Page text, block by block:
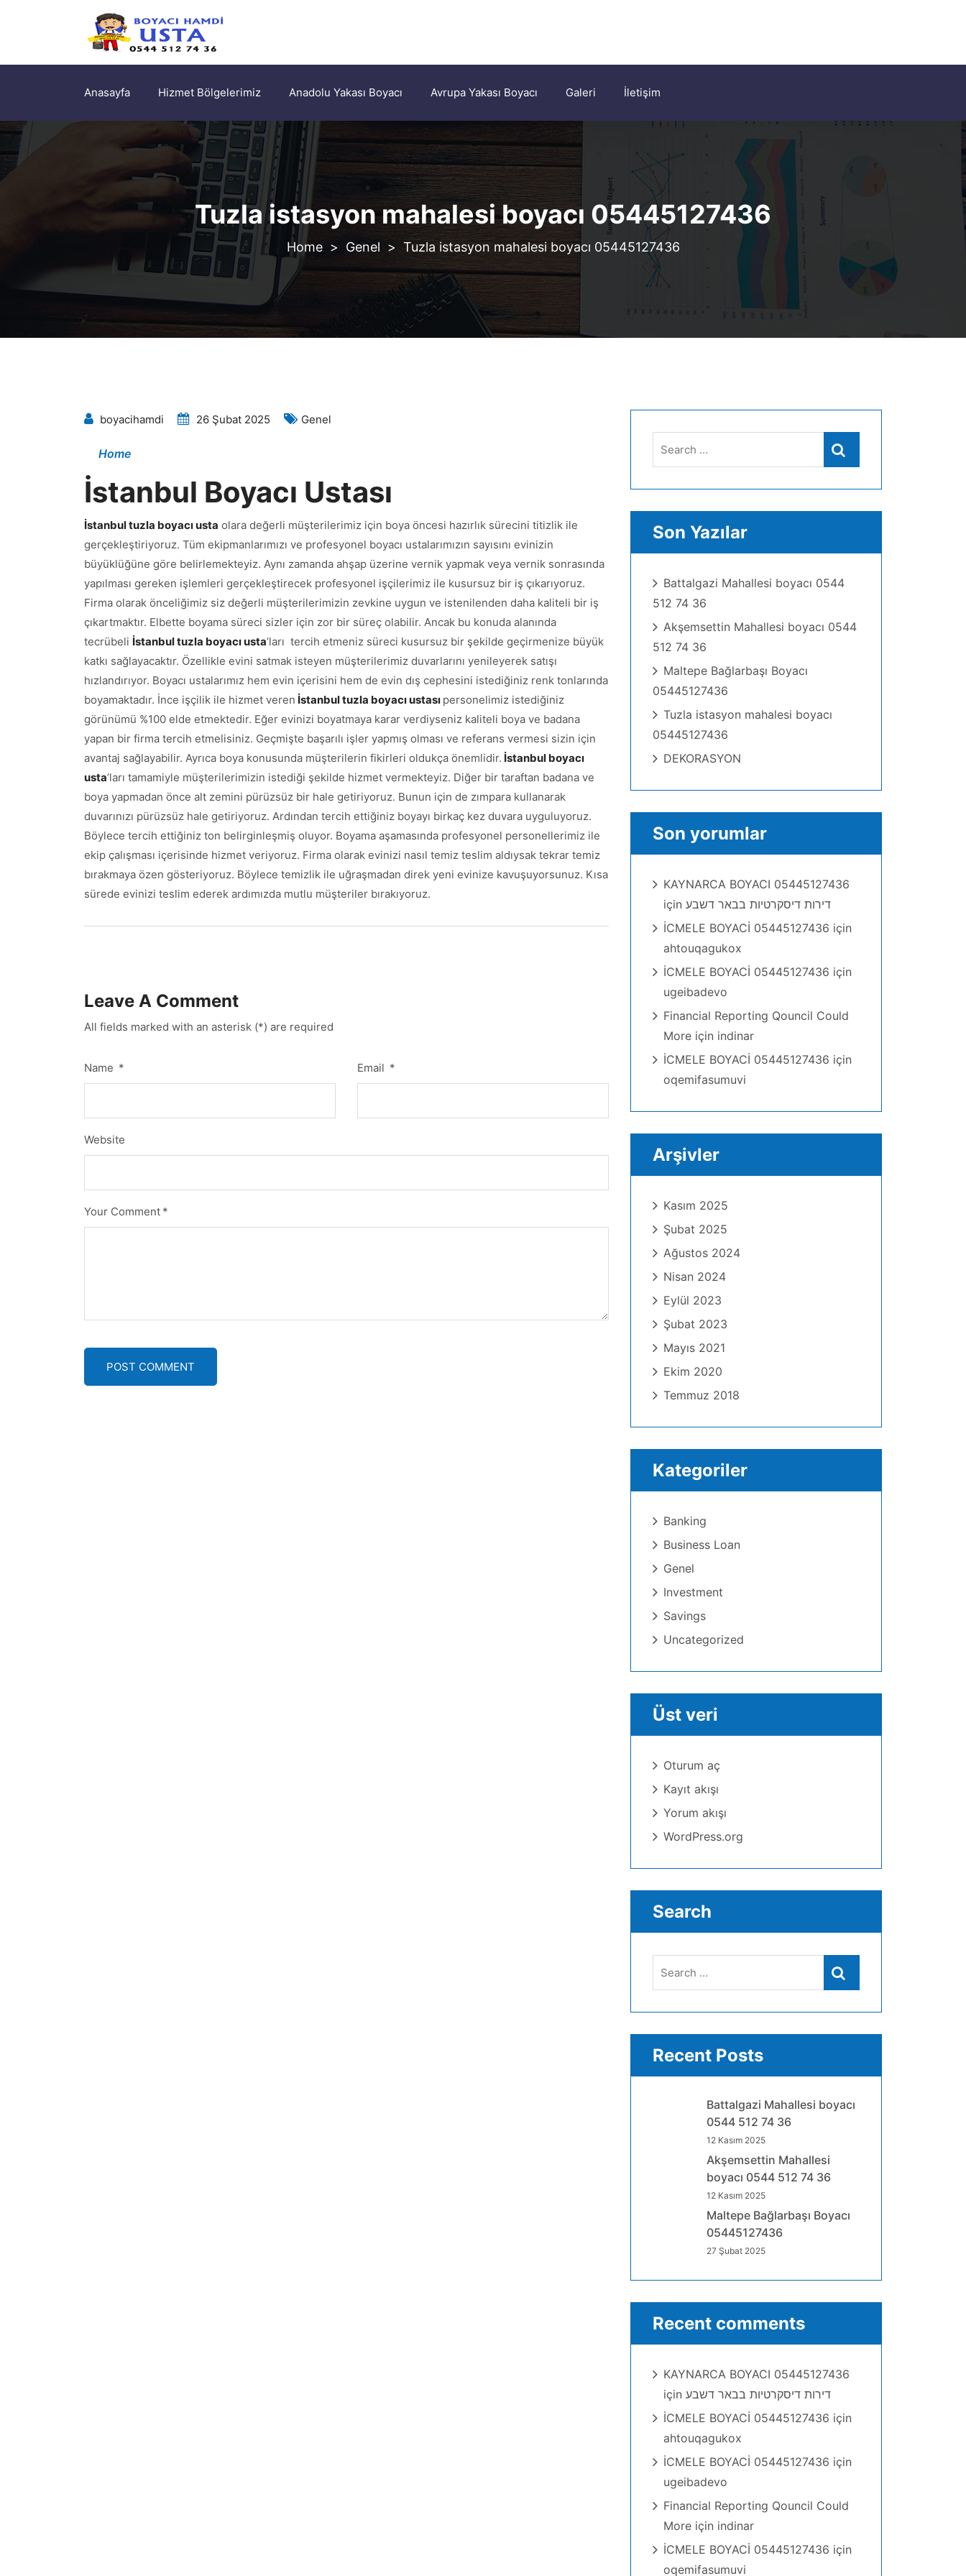
Anasayfa Hizmet Bölgelerimiz Anadolu Yakası Boyacı Avrupa Yakası Boyacı Galeri İletişim
Tuzla istasyon mahalesi boyacı 05445127436
> Genel > Tuzla istasyon mahalesi boyacı 05445127436
boyacihamdi 26 Şubat 2025 Genel
Home
İstanbul Boyacı Ustası
İstanbul tuzla boyacı usta olara değerli müşterilerimiz için boya öncesi hazırlık sürecini titizlik ile
gerçekleştiriyoruz. Tüm ekipmanlarımızı ve profesyonel boyacı ustalarımızın sayısını evinizin
büyüklüğüne göre belirlemekteyiz. Aynı zamanda ahşap üzerine vernik yapmak veya vernik sonrasında
yapılması gereken işlemleri gerçekleştirecek profesyonel işçilerimiz ile kusursuz bir iş çıkarıyoruz.
Firma olarak önceliğimiz siz değerli müşterilerimizin zevkine uygun ve istenilenden daha kaliteli bir iş
çıkartmaktır. Elbette boyama süreci sizler için zor bir süreç olabilir. Ancak bu konuda alanında
tecrübeli İstanbul tuzla boyacı usta’ları tercih etmeniz süreci kusursuz bir şekilde geçirmenize büyük
katkı sağlayacaktır. Özellikle evini satmak isteyen müşterilerimiz duvarlarını yenileyerek satışı
hızlandırıyor. Boyacı ustalarımız hem evin içerisini hem de evin dış cephesini istediğiniz renk tonlarında
boyamaktadır. İnce işçilik ile hizmet veren İstanbul tuzla boyacı ustası personelimiz istediğiniz
görünümü %100 elde etmektedir. Eğer evinizi boyatmaya karar verdiyseniz kaliteli boya ve badana
yapan bir firma tercih etmelisiniz. Geçmişte başarılı işler yapmış olması ve referans vermesi sizin için
avantaj sağlayabilir. Ayrıca boya konusunda müşterilerin fikirleri oldukça önemlidir. İstanbul boyacı
usta’ları tamamiyle müşterilerimizin istediği şekilde hizmet vermekteyiz. Diğer bir taraftan badana ve
boya yapmadan önce alt zemini pürüzsüz bir hale getiriyoruz. Bunun için de zımpara kullanarak
duvarınızı pürüzsüz hale getiriyoruz. Ardından tercih ettiğiniz boyayı birkaç kez duvara uyguluyoruz.
Böylece tercih ettiğiniz ton belirginleşmiş oluyor. Boyama aşamasında profesyonel personellerimiz ile
ekip çalışması içerisinde hizmet veriyoruz. Firma olarak evinizi nasıl temiz teslim aldıysak tekrar temiz
bırakmaya özen gösteriyoruz. Böylece temizlik ile uğraşmadan direk yeni evinize kavuşuyorsunuz. Kısa
sürede evinizi teslim ederek ardımızda mutlu müşteriler bırakıyoruz.
Leave A Comment
All fields marked with an asterisk (*) are required
Name * Email *
Website
Your Comment *
POST COMMENT
Search
Son Yazılar
Battalgazi Mahallesi boyacı 0544
512 74 36
Akşemsettin Mahallesi boyacı 0544
512 74 36
Maltepe Bağlarbaşı Boyacı
05445127436
Tuzla istasyon mahalesi boyacı
05445127436
DEKORASYON
Son yorumlar
KAYNARCA BOYACI 05445127436
için דירות דיסקרטיות בבאר דשבע
İCMELE BOYACİ 05445127436 için
ahtouqagukox
İCMELE BOYACİ 05445127436 için
ugeibadevo
Financial Reporting Qouncil Could
More için indinar
İCMELE BOYACİ 05445127436 için
oqemifasumuvi
Arşivler
Kasım 2025
Şubat 2025
Ağustos 2024
Nisan 2024
Eylül 2023
Şubat 2023
Mayıs 2021
Ekim 2020
Temmuz 2018
Kategoriler
Banking
Business Loan
Genel
Investment
Savings
Uncategorized
Üst veri
Oturum aç
Kayıt akışı
Yorum akışı
WordPress.org
Search
Search
Recent Posts
Battalgazi Mahallesi boyacı
0544 512 74 36
12 Kasım 2025
Akşemsettin Mahallesi
boyacı 0544 512 74 36
12 Kasım 2025
Maltepe Bağlarbaşı Boyacı
05445127436
27 Şubat 2025
Recent comments
KAYNARCA BOYACI 05445127436
için דירות דיסקרטיות בבאר דשבע
İCMELE BOYACİ 05445127436 için
ahtouqagukox
İCMELE BOYACİ 05445127436 için
ugeibadevo
Financial Reporting Qouncil Could
More için indinar
İCMELE BOYACİ 05445127436 için
oqemifasumuvi